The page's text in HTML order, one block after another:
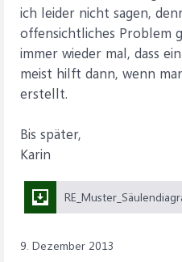
ich leider nicht sagen,
offensichtliches Problem
immer wieder mal, dass
meist hilft dann, wenn
erstellt.
Bis später,
Karin
9. Dezember 2013